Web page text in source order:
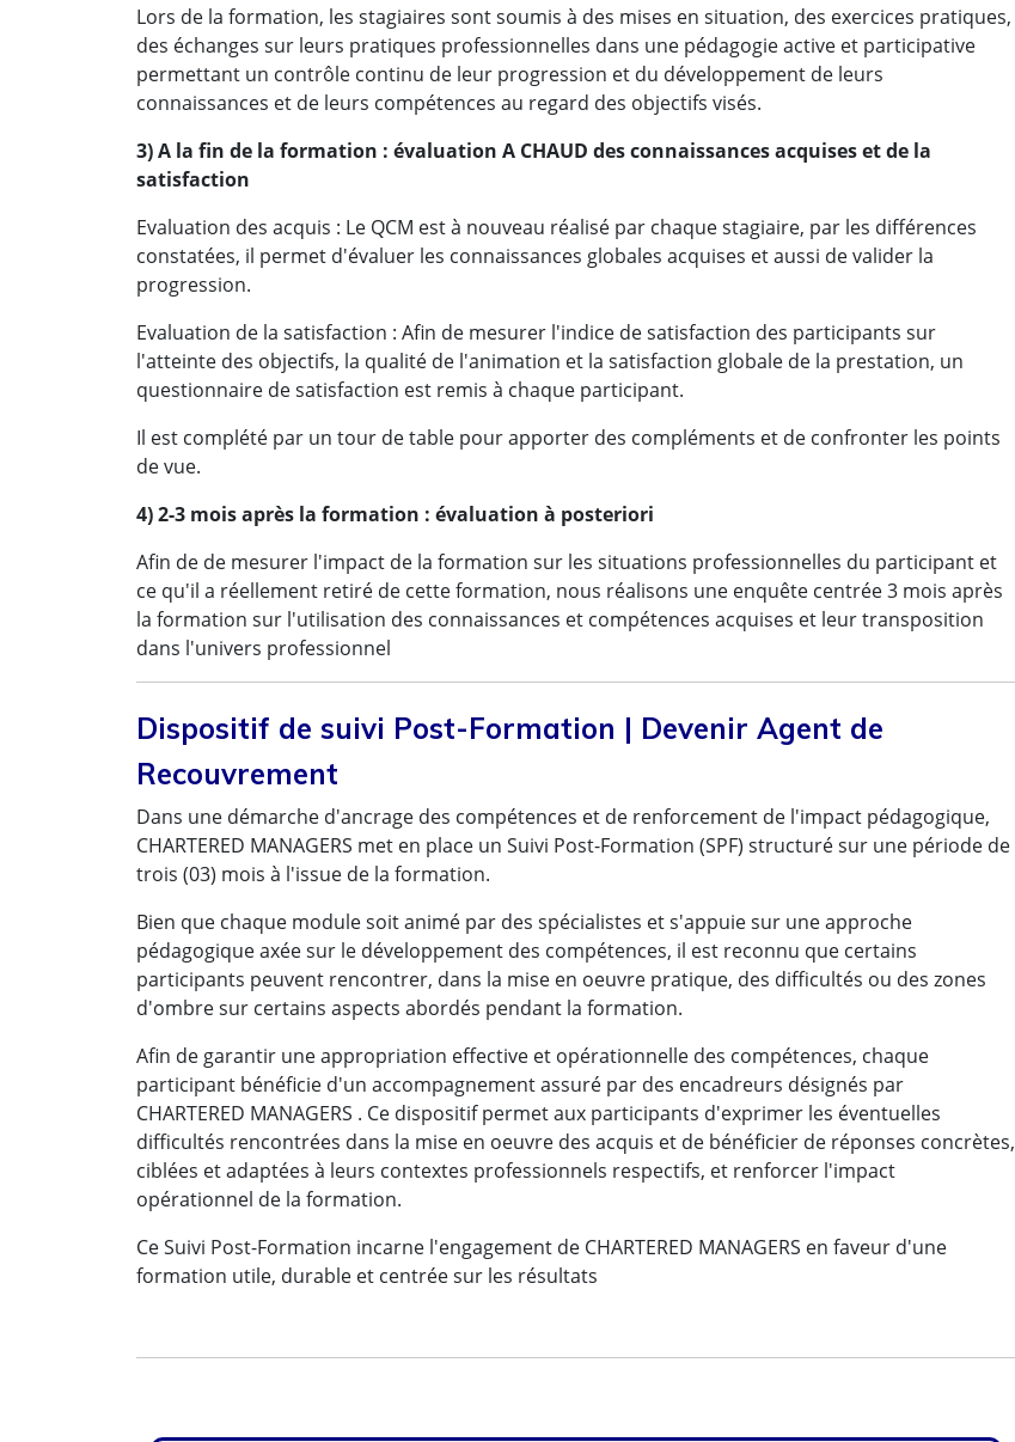
Lors de la formation, les stagiaires sont soumis à des mises en situation, des exercices pratiques,
des échanges sur leurs pratiques professionnelles dans une pédagogie active et participative
permettant un contrôle continu de leur progression et du développement de leurs
connaissances et de leurs compétences au regard des objectifs visés.
3) A la fin de la formation : évaluation A CHAUD des connaissances acquises et de la
satisfaction
Evaluation des acquis : Le QCM est à nouveau réalisé par chaque stagiaire, par les différences
constatées, il permet d'évaluer les connaissances globales acquises et aussi de valider la
progression.
Evaluation de la satisfaction : Afin de mesurer l'indice de satisfaction des participants sur
l'atteinte des objectifs, la qualité de l'animation et la satisfaction globale de la prestation, un
questionnaire de satisfaction est remis à chaque participant.
Il est complété par un tour de table pour apporter des compléments et de confronter les points
de vue.
4) 2-3 mois après la formation : évaluation à posteriori
Afin de de mesurer l'impact de la formation sur les situations professionnelles du participant et
ce qu'il a réellement retiré de cette formation, nous réalisons une enquête centrée 3 mois après
la formation sur l'utilisation des connaissances et compétences acquises et leur transposition
dans l'univers professionnel
Dispositif de suivi Post-Formation | Devenir Agent de
Recouvrement
Dans une démarche d'ancrage des compétences et de renforcement de l'impact pédagogique,
CHARTERED MANAGERS met en place un Suivi Post-Formation (SPF) structuré sur une période de
trois (03) mois à l'issue de la formation.
Bien que chaque module soit animé par des spécialistes et s'appuie sur une approche
pédagogique axée sur le développement des compétences, il est reconnu que certains
participants peuvent rencontrer, dans la mise en oeuvre pratique, des difficultés ou des zones
d'ombre sur certains aspects abordés pendant la formation.
Afin de garantir une appropriation effective et opérationnelle des compétences, chaque
participant bénéficie d'un accompagnement assuré par des encadreurs désignés par
CHARTERED MANAGERS . Ce dispositif permet aux participants d'exprimer les éventuelles
difficultés rencontrées dans la mise en oeuvre des acquis et de bénéficier de réponses concrètes,
ciblées et adaptées à leurs contextes professionnels respectifs, et renforcer l'impact
opérationnel de la formation.
Ce Suivi Post-Formation incarne l'engagement de CHARTERED MANAGERS en faveur d'une
formation utile, durable et centrée sur les résultats